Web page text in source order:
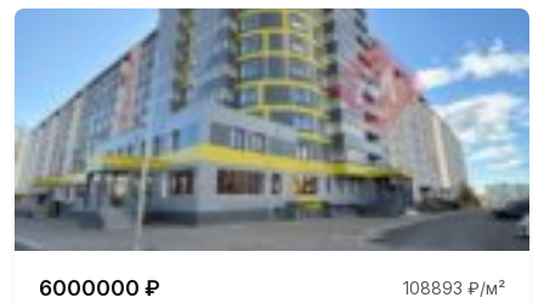
6000000 ₽ 108893 ₽/м²